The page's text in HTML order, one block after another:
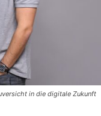
in die digitale Zukunft